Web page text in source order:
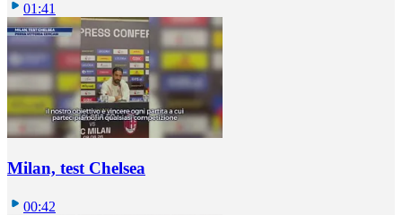
01:41
Milan, test Chelsea
00:42